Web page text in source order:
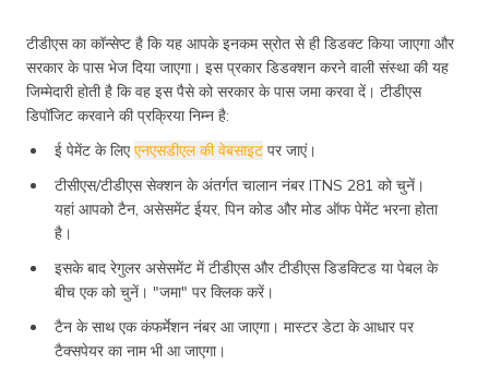
टीडीएस का कॉन्सेप्ट है कि यह आपके इनकम स्रोत से ही डिडक्ट किया जाएगा और
सरकार के पास भेज दिया जाएगा। इस प्रकार डिडक्शन करने वाली संस्था की यह
जिम्मेदारी होती है कि वह इस पैसे को सरकार के पास जमा करवा दें। टीडीएस
डिपॉजिट करवाने की प्रक्रिया निम्न है:
ई पेमेंट के लिए एनएसडीएल की वेबसाइट पर जाएं।
टीसीएस/टीडीएस सेक्शन के अंतर्गत चालान नंबर ITNS 281 को चुनें।
यहां आपको टैन, असेसमेंट ईयर, पिन कोड और मोड ऑफ पेमेंट भरना होता
है।
इसके बाद रेगुलर असेसमेंट में टीडीएस और टीडीएस डिडक्टिड या पेबल के
बीच एक को चुनें। "जमा" पर क्लिक करें।
टैन के साथ एक कंफर्मेशन नंबर आ जाएगा। मास्टर डेटा के आधार पर
टैक्सपेयर का नाम भी आ जाएगा।